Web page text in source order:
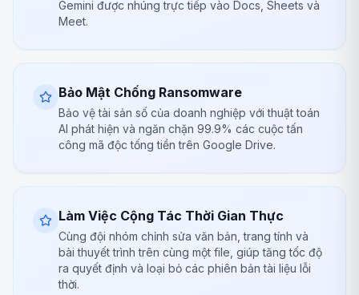
Gemini được nhúng trực tiếp vào Docs, Sheets và
Meet.
Bảo Mật Chống Ransomware
Bảo vệ tài sản số của doanh nghiệp với thuật toán
AI phát hiện và ngăn chặn 99.9% các cuộc tấn
công mã độc tống tiền trên Google Drive.
Làm Việc Cộng Tác Thời Gian Thực
Cùng đội nhóm chỉnh sửa văn bản, trang tính và
bài thuyết trình trên cùng một file, giúp tăng tốc độ
ra quyết định và loại bỏ các phiên bản tài liệu lỗi
thời.